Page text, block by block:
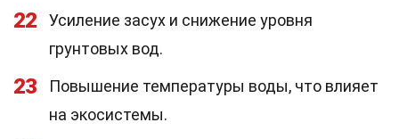
22
Усиление засух и снижение уровня
грунтовых вод.
23
Повышение температуры воды, что влияет
на экосистемы.